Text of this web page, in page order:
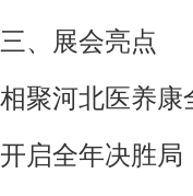
三、展会亮点
相聚河北医养康
开启全年决胜局